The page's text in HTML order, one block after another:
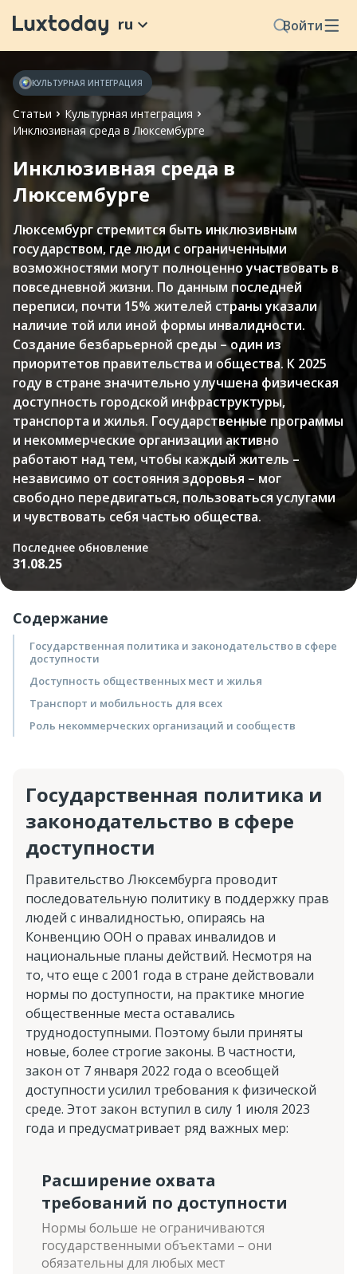
Войти
ru
Статьи
Культурная интеграция
Инклюзивная среда в Люксембурге
КУЛЬТУРНАЯ ИНТЕГРАЦИЯ
Инклюзивная среда в
Люксембурге
Люксембург стремится быть инклюзивным
государством, где люди с ограниченными
возможностями могут полноценно участвовать в
повседневной жизни. По данным последней
переписи, почти 15% жителей страны указали
наличие той или иной формы инвалидности.
Создание безбарьерной среды – один из
приоритетов правительства и общества. К 2025
году в стране значительно улучшена физическая
доступность городской инфраструктуры,
транспорта и жилья. Государственные программы
и некоммерческие организации активно
работают над тем, чтобы каждый житель –
независимо от состояния здоровья – мог
свободно передвигаться, пользоваться услугами
и чувствовать себя частью общества.
Последнее обновление
31.08.25
Содержание
Государственная политика и законодательство в сфере
доступности
Доступность общественных мест и жилья
Транспорт и мобильность для всех
Роль некоммерческих организаций и сообществ
Государственная политика и
законодательство в сфере
доступности
Правительство Люксембурга проводит
последовательную политику в поддержку прав
людей с инвалидностью, опираясь на
Конвенцию ООН о правах инвалидов и
национальные планы действий. Несмотря на
то, что еще с 2001 года в стране действовали
нормы по доступности, на практике многие
общественные места оставались
труднодоступными. Поэтому были приняты
новые, более строгие законы. В частности,
закон от 7 января 2022 года о всеобщей
доступности усилил требования к физической
среде. Этот закон вступил в силу 1 июля 2023
года и предусматривает ряд важных мер:
Расширение охвата
требований по доступности
Нормы больше не ограничиваются
государственными объектами – они
обязательны для любых мест